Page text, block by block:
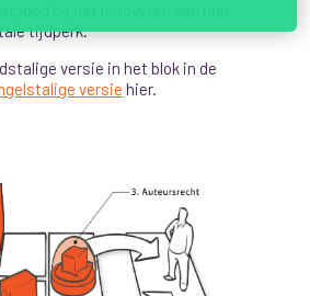
tijdperk.
versie in het blok in de
versie hier.